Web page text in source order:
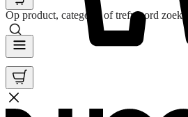
Op product, categorie of trefwoord zoeken